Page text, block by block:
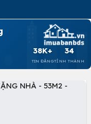
38K+
TIN ĐĂNG
34
TỈNH THÀNH